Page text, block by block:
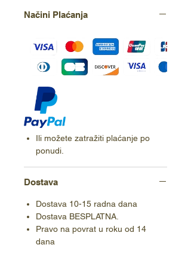
Načini Plaćanja
Ili možete zatražiti plaćanje po
ponudi.
Dostava
Dostava 10-15 radna dana
Dostava BESPLATNA.
Pravo na povrat u roku od 14
dana